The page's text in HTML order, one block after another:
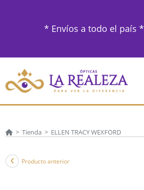
* Envíos a todo el país *
> Tienda > ELLEN TRACY WEXFORD
Producto anterior